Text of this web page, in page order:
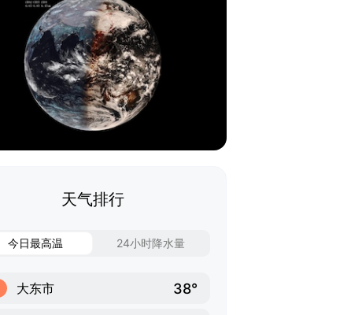
天气排行
今日最高温 24小时降水量
大东市 38°